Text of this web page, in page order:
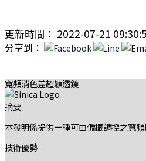
更新時間： 2022-07-21
分享到：
寬頻消色差超穎透鏡
摘要
本發明係提供一種可由偏振調控之寬
技術優勢